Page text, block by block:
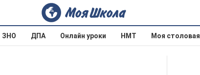
ЗНО ДПА Онлайн уроки НМТ Моя столовая